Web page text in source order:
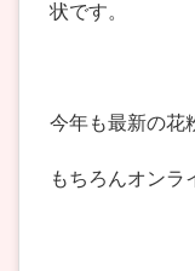
状です。
今年も最新の花
もちろんオンラ